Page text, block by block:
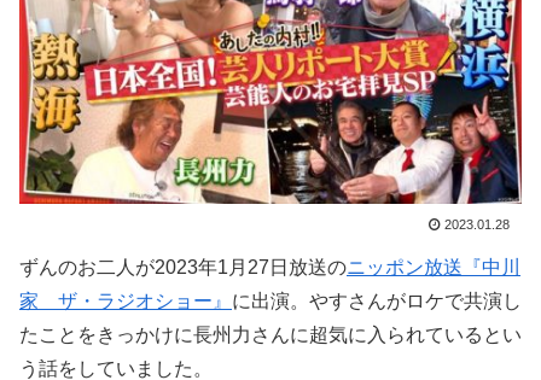
2023.01.28
ずんのお二人が2023年1月27日放送のニッポン放送『中川
家 ザ・ラジオショー』 に出演。やすさんがロケで共演し
たことをきっかけに長州力さんに超気に入られているとい
う話をしていました。